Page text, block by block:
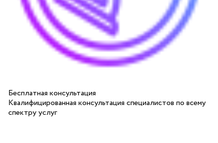
Бесплатная консультация
Квалифицированная консультация специалистов по всему
спектру услуг